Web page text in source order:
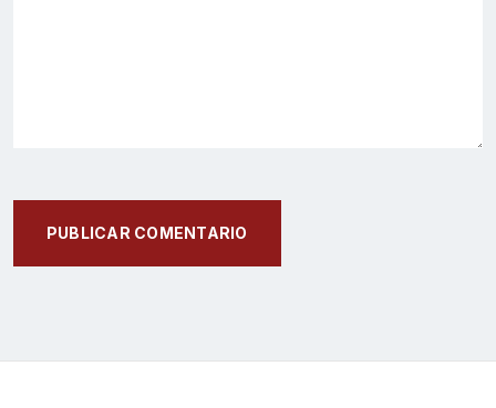
PUBLICAR COMENTARIO